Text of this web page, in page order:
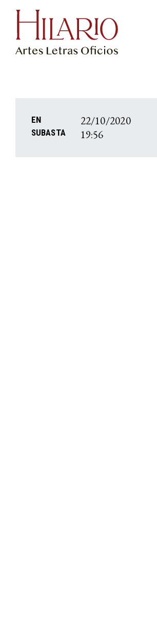
EN
SUBASTA
22/10/2020
19:56